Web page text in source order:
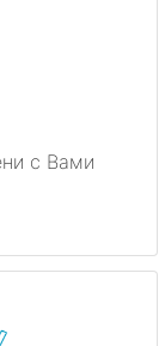
с Вами